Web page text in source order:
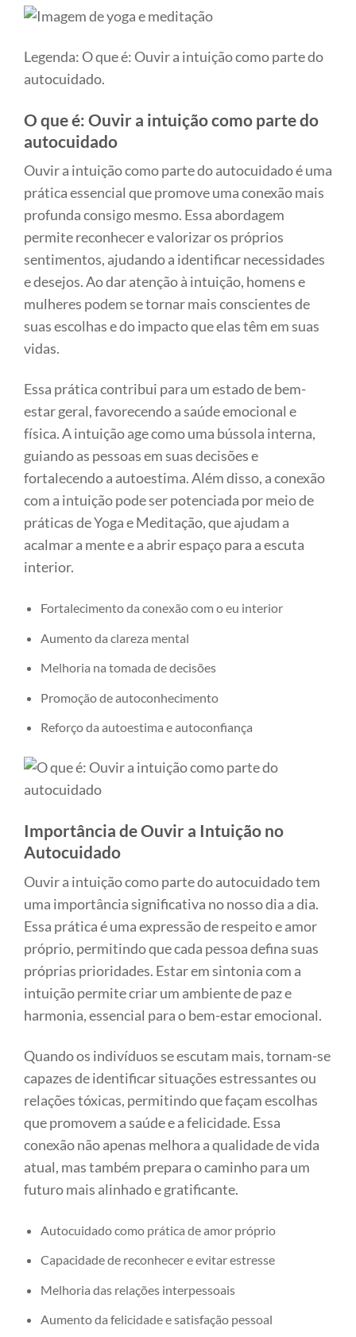
Legenda: O que é: Ouvir a intuição como parte do
autocuidado.
O que é: Ouvir a intuição como parte do
autocuidado
Ouvir a intuição como parte do autocuidado é uma
prática essencial que promove uma conexão mais
profunda consigo mesmo. Essa abordagem
permite reconhecer e valorizar os próprios
sentimentos, ajudando a identificar necessidades
e desejos. Ao dar atenção à intuição, homens e
mulheres podem se tornar mais conscientes de
suas escolhas e do impacto que elas têm em suas
vidas.
Essa prática contribui para um estado de bem-
estar geral, favorecendo a saúde emocional e
física. A intuição age como uma bússola interna,
guiando as pessoas em suas decisões e
fortalecendo a autoestima. Além disso, a conexão
com a intuição pode ser potenciada por meio de
práticas de Yoga e Meditação, que ajudam a
acalmar a mente e a abrir espaço para a escuta
interior.
Fortalecimento da conexão com o eu interior
Aumento da clareza mental
Melhoria na tomada de decisões
Promoção de autoconhecimento
Reforço da autoestima e autoconfiança
Importância de Ouvir a Intuição no
Autocuidado
Ouvir a intuição como parte do autocuidado tem
uma importância significativa no nosso dia a dia.
Essa prática é uma expressão de respeito e amor
próprio, permitindo que cada pessoa defina suas
próprias prioridades. Estar em sintonia com a
intuição permite criar um ambiente de paz e
harmonia, essencial para o bem-estar emocional.
Quando os indivíduos se escutam mais, tornam-se
capazes de identificar situações estressantes ou
relações tóxicas, permitindo que façam escolhas
que promovem a saúde e a felicidade. Essa
conexão não apenas melhora a qualidade de vida
atual, mas também prepara o caminho para um
futuro mais alinhado e gratificante.
Autocuidado como prática de amor próprio
Capacidade de reconhecer e evitar estresse
Melhoria das relações interpessoais
Aumento da felicidade e satisfação pessoal